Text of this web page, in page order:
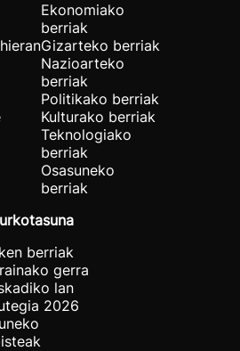
Ekonomiako
berriak
Gizarteko berriak
Nazioarteko
berriak
Politikako berriak
Kulturako berriak
Teknologiako
berriak
Osasuneko
berriak
berriak
gerra
lan
2026